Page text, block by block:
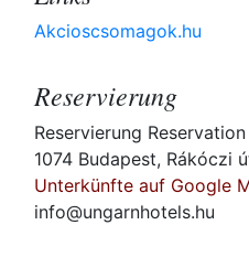
Akcioscsomagok.hu
Reservierung
Reservierung
1074 Budapest, Rákóczi
Unterkünfte auf Google
info@ungarnhotels.hu